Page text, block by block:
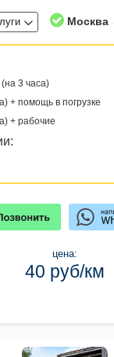
Москва
3 часа)
+ помощь в погрузке
+ рабочие
цена:
40 руб/км